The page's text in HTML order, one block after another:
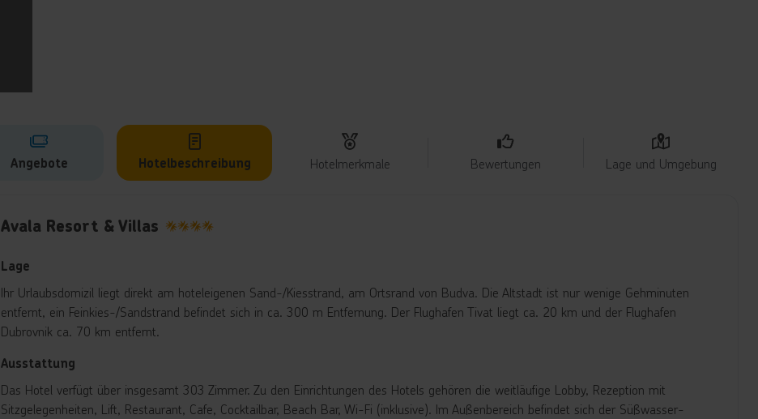
Angebote Hotelbeschreibung Hotelmerkmale Bewertungen Lage und Umgebung
Avala Resort & Villas
Lage
Ihr Urlaubsdomizil liegt direkt am hoteleigenen Sand-/Kiesstrand, am Ortsrand von Budva. Die Altstadt ist nur wenige Gehminuten
entfernt, ein Feinkies-/Sandstrand befindet sich in ca. 300 m Entfernung. Der Flughafen Tivat liegt ca. 20 km und der Flughafen
Dubrovnik ca. 70 km entfernt.
Ausstattung
Das Hotel verfügt über insgesamt 303 Zimmer. Zu den Einrichtungen des Hotels gehören die weitläufige Lobby, Rezeption mit
Sitzgelegenheiten, Lift, Restaurant, Cafe, Cocktailbar, Beach Bar, Wi-Fi (inklusive). Im Außenbereich befindet sich der Süßwasser-